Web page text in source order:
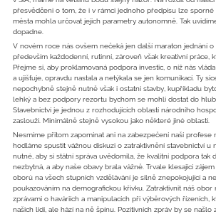
přesvědčeni o tom, že i v rámci jednoho předpisu lze sporné
města mohla určovat jejich parametry autonomně. Tak
dopadne.
V novém roce nás ovšem nečeká jen další maraton jednání
především každodenní, rutinní, zároveň však kreativní práce,
Přejme si, aby proklamovaná podpora investic, o níž nás
a ujišťuje, opravdu nastala a netýkala se jen komunikací. Ty
nepochybně stejně nutně však i ostatní stavby, kupříkladu
lehký a bez podpory rezortu bychom se mohli dostat do
Stavebnictví je jednou z rozhodujících oblastí národního
zaslouží. Minimálně stejně vysokou jako některé jiné oblasti.
Nesmíme přitom zapomínat ani na zabezpečení naší profese
hodláme spustit vážnou diskuzi o zatraktivnění stavebnictví u
nutné, aby si státní správa uvědomila, že kvalitní podpora tak
nezbytná, a aby naše obavy brala vážně. Trvale klesající
oborů na všech stupních vzdělávání je silně znepokojující a
poukazováním na demografickou křivku. Zatraktivnit náš
zprávami o haváriích a manipulacích při výběrových řízeních,
našich lidí, ale hází na ně špínu. Pozitivních zpráv by se našlo